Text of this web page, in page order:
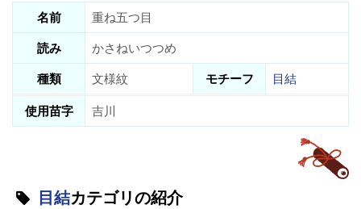
名前
重ね五つ目
読み
かさねいつつめ
種類
文様紋 モチーフ
目結
使用苗字
吉川
目結カテゴリの紹介